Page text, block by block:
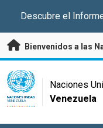
Descubre el
Bienvenidos a las
UN Logo
NACIONES UNIDAS
VENEZUELA
Naciones
Venezuela